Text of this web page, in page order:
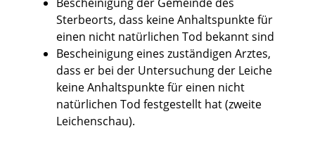
Sterbeorts, dass keine Anhaltspunkte für
einen nicht natürlichen Tod bekannt sind
Bescheinigung eines zuständigen Arztes,
dass er bei der Untersuchung der Leiche
keine Anhaltspunkte für einen nicht
natürlichen Tod festgestellt hat (zweite
Leichenschau).